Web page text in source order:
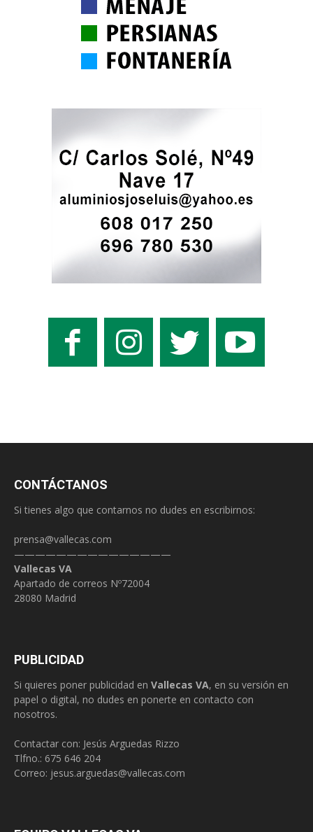
CONTÁCTANOS
Si tienes algo que contarnos no dudes en escribirnos:
prensa@vallecas.com
———————————————
Vallecas VA
Apartado de correos Nº72004
28080 Madrid
PUBLICIDAD
Si quieres poner publicidad en Vallecas VA, en su versión en
papel o digital, no dudes en ponerte en contacto con
nosotros.
Contactar con: Jesús Arguedas Rizzo
Tlfno.: 675 646 204
Correo: jesus.arguedas@vallecas.com